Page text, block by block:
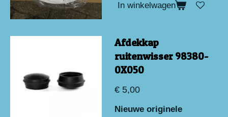
In winkelwagen
Afdekkap
ruitenwisser 98380-
0X050
€ 5,00
Nieuwe originele